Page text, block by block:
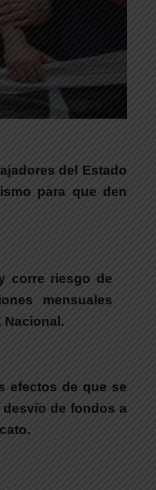
del Estado
para que den
corre riesgo de
mensuales
Nacional.
efectos de que se
de fondos a